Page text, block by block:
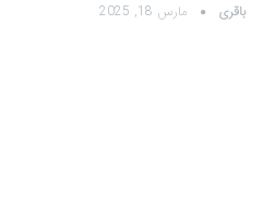
باقری مارس 18, 2025